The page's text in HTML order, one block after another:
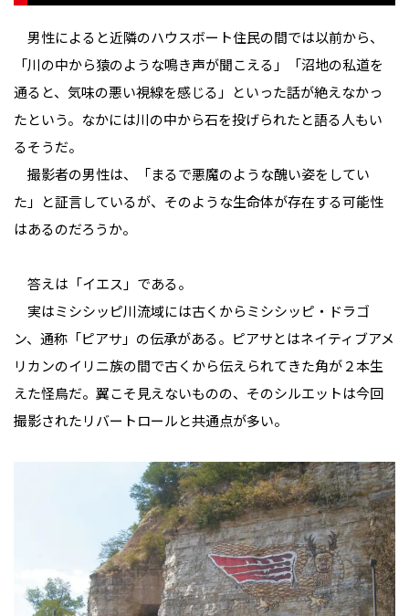
男性によると近隣のハウスボート住民の間では以前から、
「川の中から猿のような鳴き声が聞こえる」「沼地の私道を
通ると、気味の悪い視線を感じる」といった話が絶えなかっ
たという。なかには川の中から石を投げられたと語る人もい
るそうだ。
撮影者の男性は、「まるで悪魔のような醜い姿をしてい
た」と証言しているが、そのような生命体が存在する可能性
はあるのだろうか。
答えは「イエス」である。
実はミシシッピ川流域には古くからミシシッピ・ドラゴ
ン、通称「ピアサ」の伝承がある。ピアサとはネイティブアメ
リカンのイリニ族の間で古くから伝えられてきた角が２本生
えた怪鳥だ。翼こそ見えないものの、そのシルエットは今回
撮影されたリバートロールと共通点が多い。